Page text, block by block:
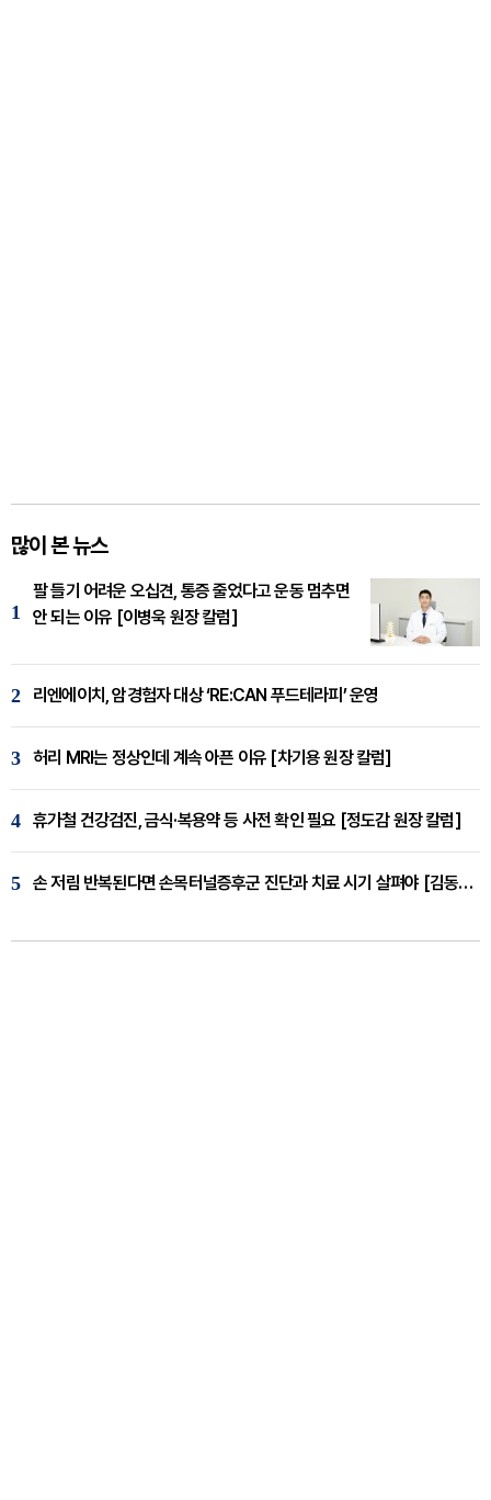
많이 본 뉴스
1
팔 들기 어려운 오십견, 통증 줄었다고 운동 멈추면
안 되는 이유 [이병욱 원장 칼럼]
2 리엔에이치, 암경험자 대상 ‘RE:CAN 푸드테라피’ 운영
3 허리 MRI는 정상인데 계속 아픈 이유 [차기용 원장 칼럼]
4 휴가철 건강검진, 금식·복용약 등 사전 확인 필요 [정도감 원장 칼럼]
5 손 저림 반복된다면 손목터널증후군 진단과 치료 시기 살펴야 [김동현 원장 칼럼]